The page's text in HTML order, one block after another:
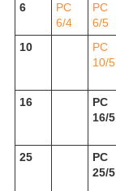
6
РС
6/4
РС
6/5
10
РС
10/5
16
РС
16/5
25
РС
25/5